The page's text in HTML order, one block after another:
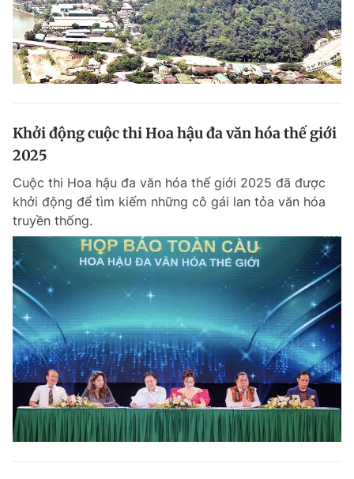
Khởi động cuộc thi Hoa hậu đa văn hóa thế giới
2025
Cuộc thi Hoa hậu đa văn hóa thế giới 2025 đã được
khởi động để tìm kiếm những cô gái lan tỏa văn hóa
truyền thống.